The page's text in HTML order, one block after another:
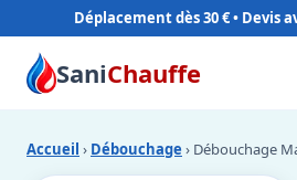
Déplacement dès 30 €
SaniChauffe
Accueil › Débouchage › Débouchage